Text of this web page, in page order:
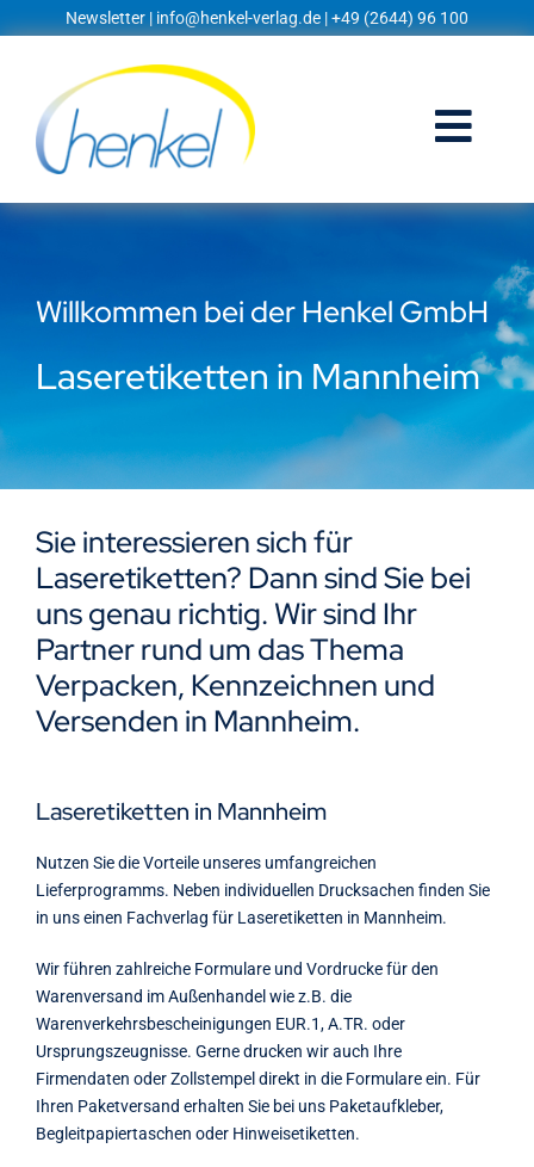
Inhalt
Newsletter | info@henkel-verlag.de | +49 (2644) 96 100
Startseite
Techniklexikon
Kontakt
Willkommen bei der Henkel GmbH
Laseretiketten in Mannheim
Sie interessieren sich für
Laseretiketten? Dann sind Sie bei
uns genau richtig. Wir sind Ihr
Partner rund um das Thema
Verpacken, Kennzeichnen und
Versenden in Mannheim.
Laseretiketten in Mannheim
Nutzen Sie die Vorteile unseres umfangreichen
Lieferprogramms. Neben individuellen Drucksachen finden Sie
in uns einen Fachverlag für Laseretiketten in Mannheim.
Wir führen zahlreiche Formulare und Vordrucke für den
Warenversand im Außenhandel wie z.B. die
Warenverkehrsbescheinigungen EUR.1, A.TR. oder
Ursprungszeugnisse. Gerne drucken wir auch Ihre
Firmendaten oder Zollstempel direkt in die Formulare ein. Für
Ihren Paketversand erhalten Sie bei uns Paketaufkleber,
Begleitpapiertaschen oder Hinweisetiketten.